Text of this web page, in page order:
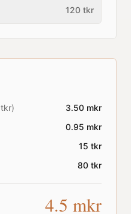
120 tkr
tkr) 3.50 mkr
0.95 mkr
15 tkr
80 tkr
4.5 mkr